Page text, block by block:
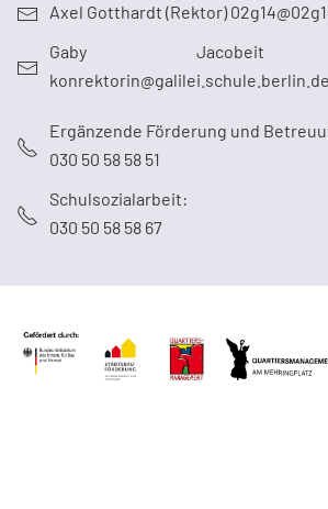
Axel Gotthardt (Rektor)
Gaby Jacobeit
konrektorin@galilei.schule.berlin.de
Ergänzende Förderung und
030 50 58 58 51
Schulsozialarbeit:
030 50 58 58 67